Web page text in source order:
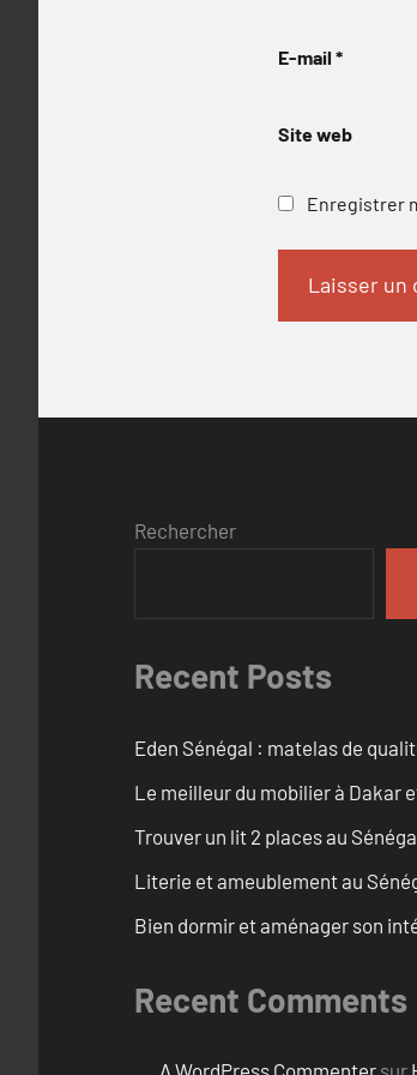
E-mail *
Site web
Enregistrer
Rechercher
Recent Posts
Eden Sénégal : matelas de
Le meilleur du mobilier à Dakar
Trouver un lit 2 places au
Literie et ameublement au
Bien dormir et aménager son
Recent Comments